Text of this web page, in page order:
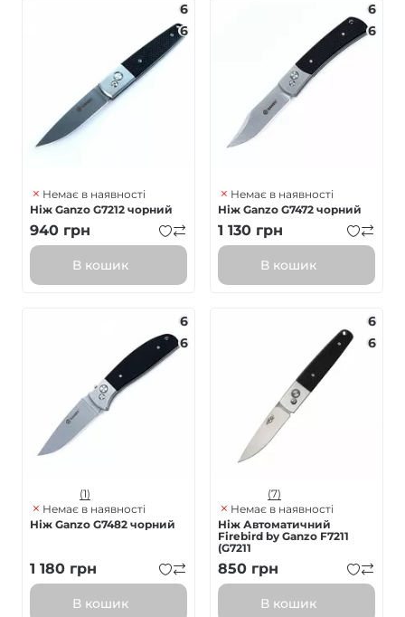
6
6
Немає в наявності
Ніж Ganzo G7212 чорний
940 грн
В кошик
6
6
Немає в наявності
Ніж Ganzo G7472 чорний
1 130 грн
В кошик
6
6
(1)
Немає в наявності
Ніж Ganzo G7482 чорний
1 180 грн
В кошик
6
6
(7)
Немає в наявності
Ніж Автоматичний
Firebird by Ganzo F7211
(G7211
850 грн
В кошик